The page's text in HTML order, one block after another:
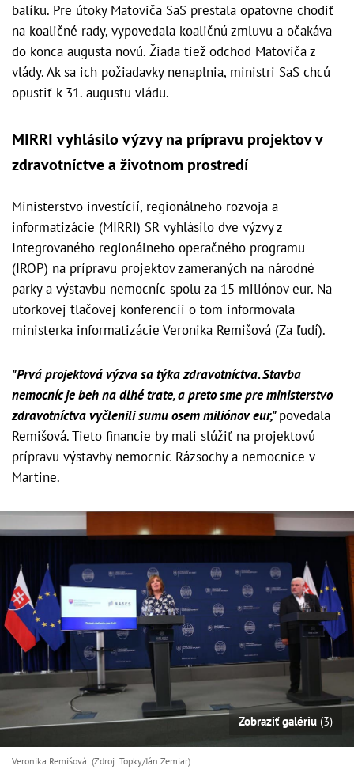
balíku. Pre útoky Matoviča SaS prestala opätovne chodiť
na koaličné rady, vypovedala koaličnú zmluvu a očakáva
do konca augusta novú. Žiada tiež odchod Matoviča z
vlády. Ak sa ich požiadavky nenaplnia, ministri SaS chcú
opustiť k 31. augustu vládu.
MIRRI vyhlásilo výzvy na prípravu projektov v
zdravotníctve a životnom prostredí
Ministerstvo investícií, regionálneho rozvoja a
informatizácie (MIRRI) SR vyhlásilo dve výzvy z
Integrovaného regionálneho operačného programu
(IROP) na prípravu projektov zameraných na národné
parky a výstavbu nemocníc spolu za 15 miliónov eur. Na
utorkovej tlačovej konferencii o tom informovala
ministerka informatizácie Veronika Remišová (Za ľudí).
"Prvá projektová výzva sa týka zdravotníctva. Stavba
nemocníc je beh na dlhé trate, a preto sme pre ministerstvo
zdravotníctva vyčlenili sumu osem miliónov eur,"povedala
Remišová. Tieto financie by mali slúžiť na projektovú
prípravu výstavby nemocníc Rázsochy a nemocnice v
Martine.
Zobraziť galériu (3)
Veronika Remišová (Zdroj: Topky/Ján Zemiar)